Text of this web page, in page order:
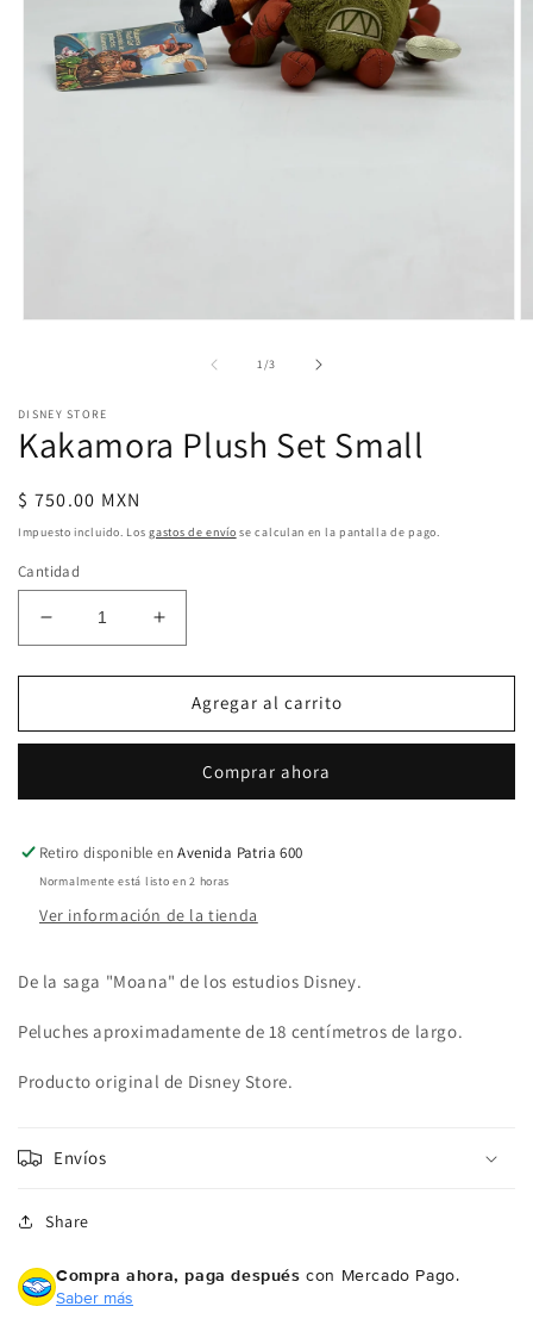
una
ventana
modal
1/de
3
DISNEY STORE
Kakamora Plush Set Small
Precio
habitual
$ 750.00 MXN
Impuesto incluido. Losgastos de envío se calculan en la pantalla de pago.
Cantidad
Reducir
cantidad
para
Plush
Aumentar
cantidad
para
Kakamora
Plush
Small
Agregar al carrito
Comprar ahora
Retiro disponible enAvenida Patria 600
Normalmente está listo en 2 horas
Ver información de la tienda
De la saga "Moana" de los estudios Disney.
Peluches aproximadamente de 18 centímetros de largo.
Producto original de Disney Store.
Envíos
Share
Compra ahora, paga después con Mercado Pago.
Saber más